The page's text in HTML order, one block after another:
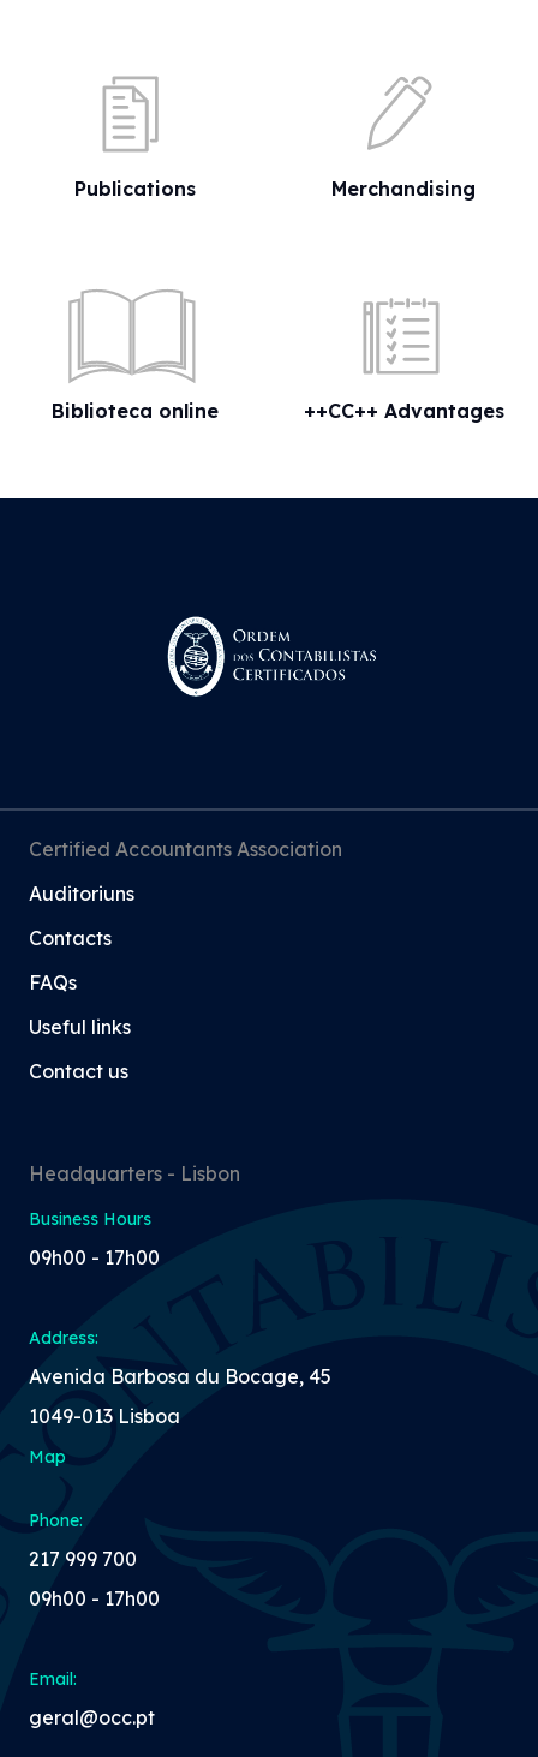
Publications Merchandising
Biblioteca online ++CC++ Advantages
Certified Accountants Association
Auditoriuns
Contacts
FAQs
Useful links
Contact us
Headquarters - Lisbon
Business Hours
09h00 - 17h00
Address:
Avenida Barbosa du Bocage, 45
1049-013 Lisboa
Map
Phone:
217 999 700
09h00 - 17h00
Email:
geral@occ.pt